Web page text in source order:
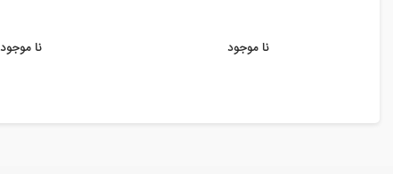
نا موجود نا موجود